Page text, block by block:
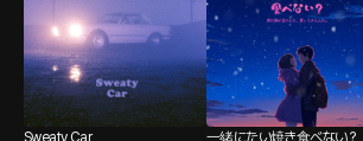
Sweaty Car
一緒にたい焼き食べない？